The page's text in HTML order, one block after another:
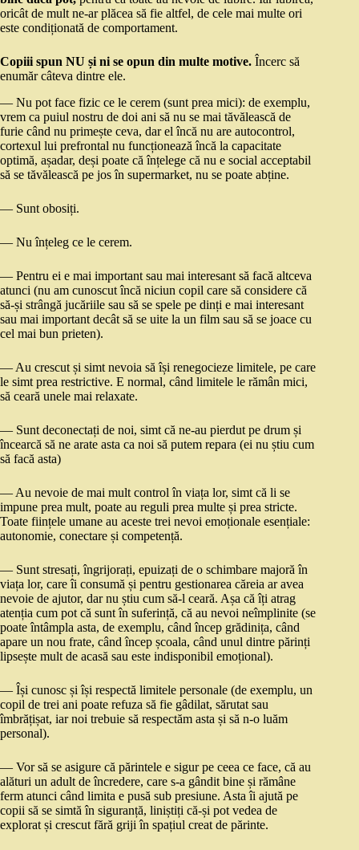
oricât de mult ne-ar plăcea să fie altfel, de cele mai multe ori
este condiționată de comportament.
Copiii spun NU și ni se opun din multe motive. Încerc să
enumăr câteva dintre ele.
— Nu pot face fizic ce le cerem (sunt prea mici): de exemplu,
vrem ca puiul nostru de doi ani să nu se mai tăvălească de
furie când nu primește ceva, dar el încă nu are autocontrol,
cortexul lui prefrontal nu funcționează încă la capacitate
optimă, așadar, deși poate că înțelege că nu e social acceptabil
să se tăvălească pe jos în supermarket, nu se poate abține.
— Sunt obosiți.
— Nu înțeleg ce le cerem.
— Pentru ei e mai important sau mai interesant să facă altceva
atunci (nu am cunoscut încă niciun copil care să considere că
să-și strângă jucăriile sau să se spele pe dinți e mai interesant
sau mai important decât să se uite la un film sau să se joace cu
cel mai bun prieten).
— Au crescut și simt nevoia să își renegocieze limitele, pe care
le simt prea restrictive. E normal, când limitele le rămân mici,
să ceară unele mai relaxate.
— Sunt deconectați de noi, simt că ne-au pierdut pe drum și
încearcă să ne arate asta ca noi să putem repara (ei nu știu cum
să facă asta)
— Au nevoie de mai mult control în viața lor, simt că li se
impune prea mult, poate au reguli prea multe și prea stricte.
Toate ființele umane au aceste trei nevoi emoționale esențiale:
autonomie, conectare și competență.
— Sunt stresați, îngrijorați, epuizați de o schimbare majoră în
viața lor, care îi consumă și pentru gestionarea căreia ar avea
nevoie de ajutor, dar nu știu cum să-l ceară. Așa că îți atrag
atenția cum pot că sunt în suferință, că au nevoi neîmplinite (se
poate întâmpla asta, de exemplu, când încep grădinița, când
apare un nou frate, când încep școala, când unul dintre părinți
lipsește mult de acasă sau este indisponibil emoțional).
— Își cunosc și își respectă limitele personale (de exemplu, un
copil de trei ani poate refuza să fie gâdilat, sărutat sau
îmbrățișat, iar noi trebuie să respectăm asta și să n-o luăm
personal).
— Vor să se asigure că părintele e sigur pe ceea ce face, că au
alături un adult de încredere, care s-a gândit bine și rămâne
ferm atunci când limita e pusă sub presiune. Asta îi ajută pe
copii să se simtă în siguranță, liniștiți că-și pot vedea de
explorat și crescut fără griji în spațiul creat de părinte.